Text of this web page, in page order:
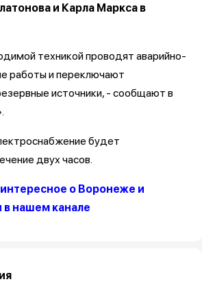
и Карла Маркса в
техникой проводят аварийно-
работы и переключают
источники, - сообщают в
будет
двух часов.
о Воронеже и
в нашем канале